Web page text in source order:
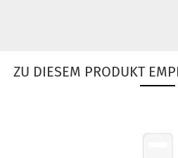
ZU DIESEM PRODUKT